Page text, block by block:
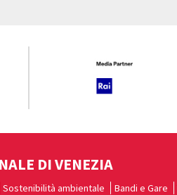
DI VENEZIA
Sostenibilità ambientale Bandi e Gare